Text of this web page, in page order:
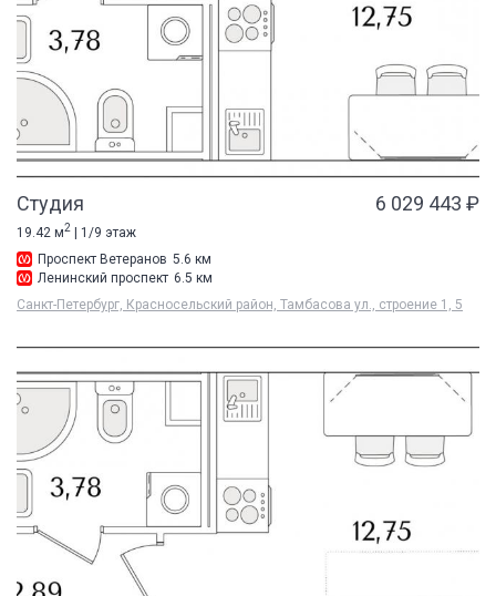
Студия 6 029 443 ₽
19.42 м2
| 1/9 этаж
Проспект Ветеранов 5.6 км
Ленинский проспект 6.5 км
Санкт-Петербург, Красносельский район, Тамбасова ул., строение 1, 5